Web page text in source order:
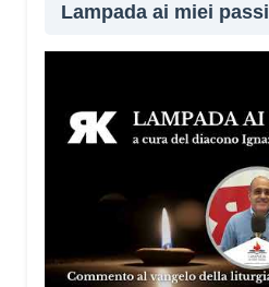
Lampada ai miei passi